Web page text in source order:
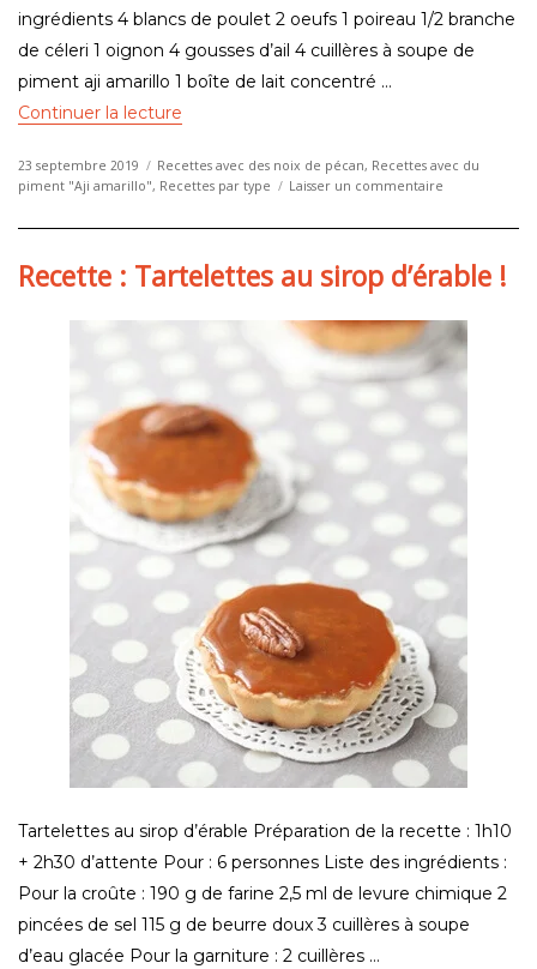
ingrédients 4 blancs de poulet 2 oeufs 1 poireau 1/2 branche
de céleri 1 oignon 4 gousses d’ail 4 cuillères à soupe de
piment aji amarillo 1 boîte de lait concentré …
Continuer la lecture
Publié
le
23 septembre 2019 Catégories
Recettes avec des noix de pécan, Recettes avec du
piment "Aji amarillo", Recettes par type Laisser un commentaire
:
de
gallina
Pérou
(poulet
au
!
Recette : Tartelettes au sirop d’érable !
Tartelettes au sirop d’érable Préparation de la recette : 1h10
+ 2h30 d’attente Pour : 6 personnes Liste des ingrédients :
Pour la croûte : 190 g de farine 2,5 ml de levure chimique 2
pincées de sel 115 g de beurre doux 3 cuillères à soupe
d’eau glacée Pour la garniture : 2 cuillères …